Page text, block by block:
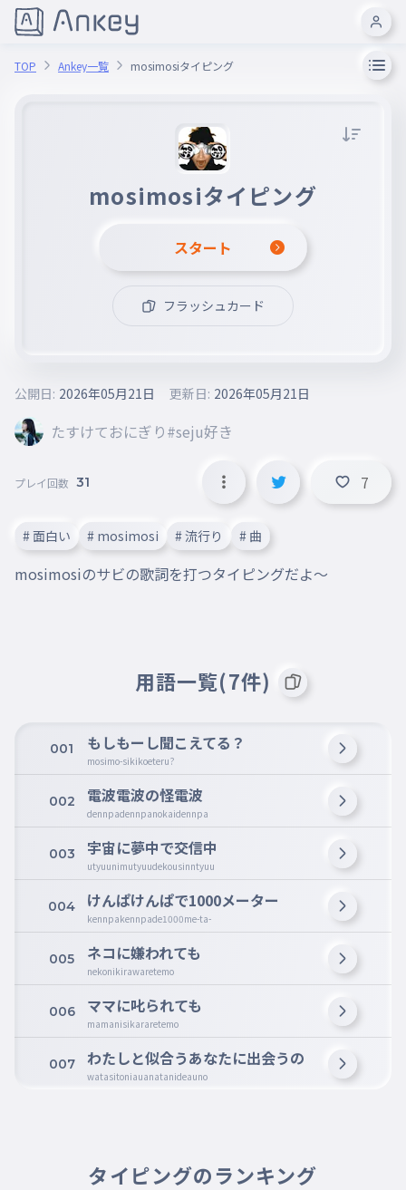
TOP Ankey一覧 mosimosiタイピング
mosimosiタイピング
スタート
フラッシュカード
たすけておにぎり#seju好き
公開日: 2026年05月21日 更新日: 2026年05月21日
プレイ回数 31 7
# 面白い # mosimosi # 流行り # 曲
mosimosiのサビの歌詞を打つタイピングだよ〜
用語一覧(7件)
001 もしもーし聞こえてる？
mosimo-sikikoeteru?
002 電波電波の怪電波
dennpadennpanokaidennpa
003 宇宙に夢中で交信中
utyuunimutyuudekousinntyuu
004 けんぱけんぱで1000メーター
kennpakennpade1000me-ta-
005 ネコに嫌われても
nekonikirawaretemo
006 ママに叱られても
mamanisikararetemo
007 わたしと似合うあなたに出会うの
watasitoniauanatanideauno
タイピングのランキング